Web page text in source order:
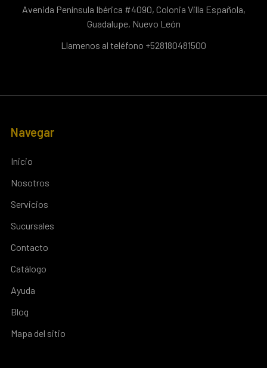
Avenida Península Ibérica #4090, Colonia Villa Española,
Guadalupe, Nuevo León
Llamenos al teléfono +528180481500
Navegar
Inicio
Nosotros
Servicios
Sucursales
Contacto
Catálogo
Ayuda
Blog
Mapa del sitio